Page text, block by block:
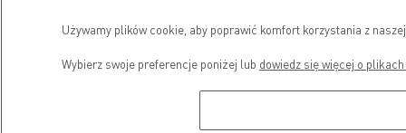
Używamy plików cookie, aby poprawić komfort korzystania z
Wybierz swoje preferencje poniżej lub dowiedz się więcej o